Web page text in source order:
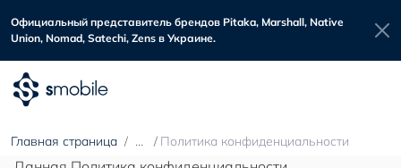
Официальный представитель брендов Pitaka, Marshall, Native
Union, Nomad, Satechi, Zens в Украине.
Главная страница Политика конфиденциальности